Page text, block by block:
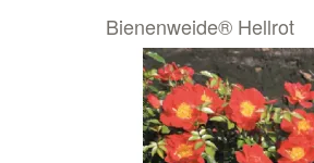
Bienenweide® Hellrot